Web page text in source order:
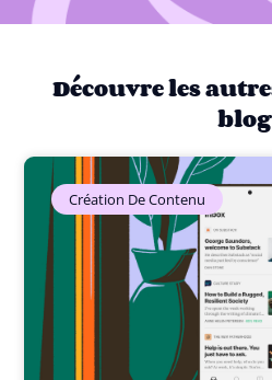
Découvre les
blog
Création De Contenu